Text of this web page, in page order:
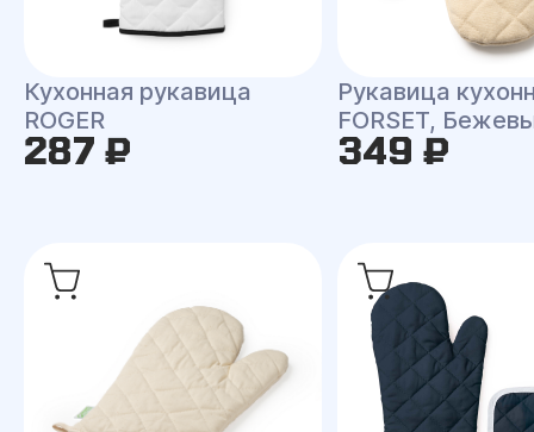
Кухонная рукавица
ROGER
287 ₽
Рукавица
FORSET,
349 ₽